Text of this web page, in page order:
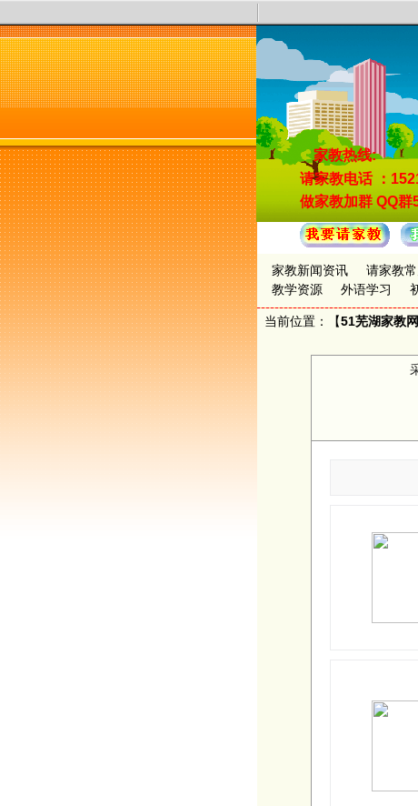
家教热线:
请家教电话 ：
做家教加群 QQ群
家教新闻资讯 请家教
教学资源
外语学习
当前位置：【51芜湖家教网